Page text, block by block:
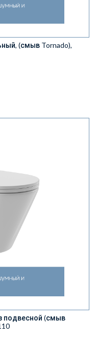
(смыв Tornado),
подвесной (смыв